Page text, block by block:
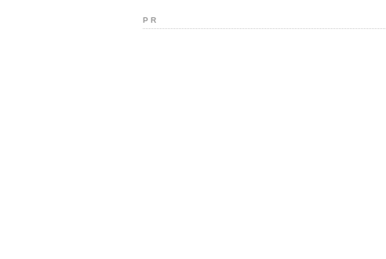
P R